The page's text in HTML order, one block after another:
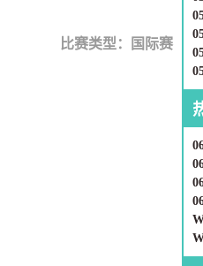
比赛类型： 国际赛